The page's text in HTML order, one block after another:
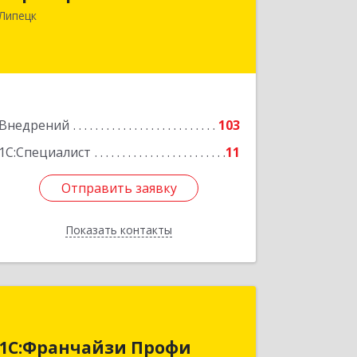
Липецк
Внедрений
103
1С:Специалист
11
Отправить заявку
Показать контакты
Отправить заявку
Назад
1С:Франчайзи Профи
399784, Липецкая обл, Елец г,